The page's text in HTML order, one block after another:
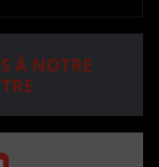
À NOTRE